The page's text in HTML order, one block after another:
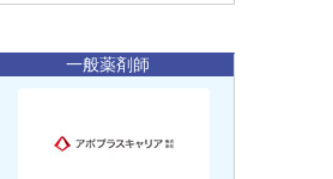
一般薬剤師